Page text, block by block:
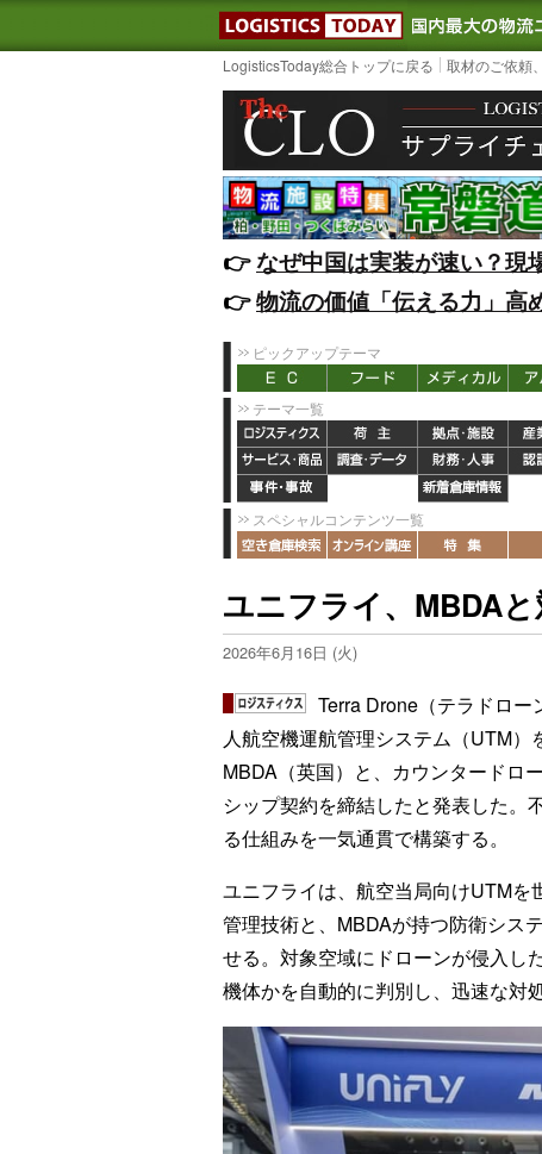
LOGISTICS
LogisticsToday総合トップに戻る 取材のご依頼
👉️なぜ中国は実装が速い？現
👉️物流の価値「伝える力」高
ピックアップテーマ
テーマ一覧
スペシャルコンテンツ一覧
ユニフライ、MBDA
2026年6月16日 (火)
Terra Drone（テラドロ
人航空機運航管理システム（UTM
MBDA（英国）と、カウンタードロ
シップ契約を締結したと発表した。
る仕組みを一気通貫で構築する。
ユニフライは、航空当局向けUTM
管理技術と、MBDAが持つ防衛シス
せる。対象空域にドローンが侵入し
機体かを自動的に判別し、迅速な対